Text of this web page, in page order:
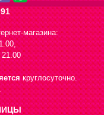
магазина:
круглосуточно.